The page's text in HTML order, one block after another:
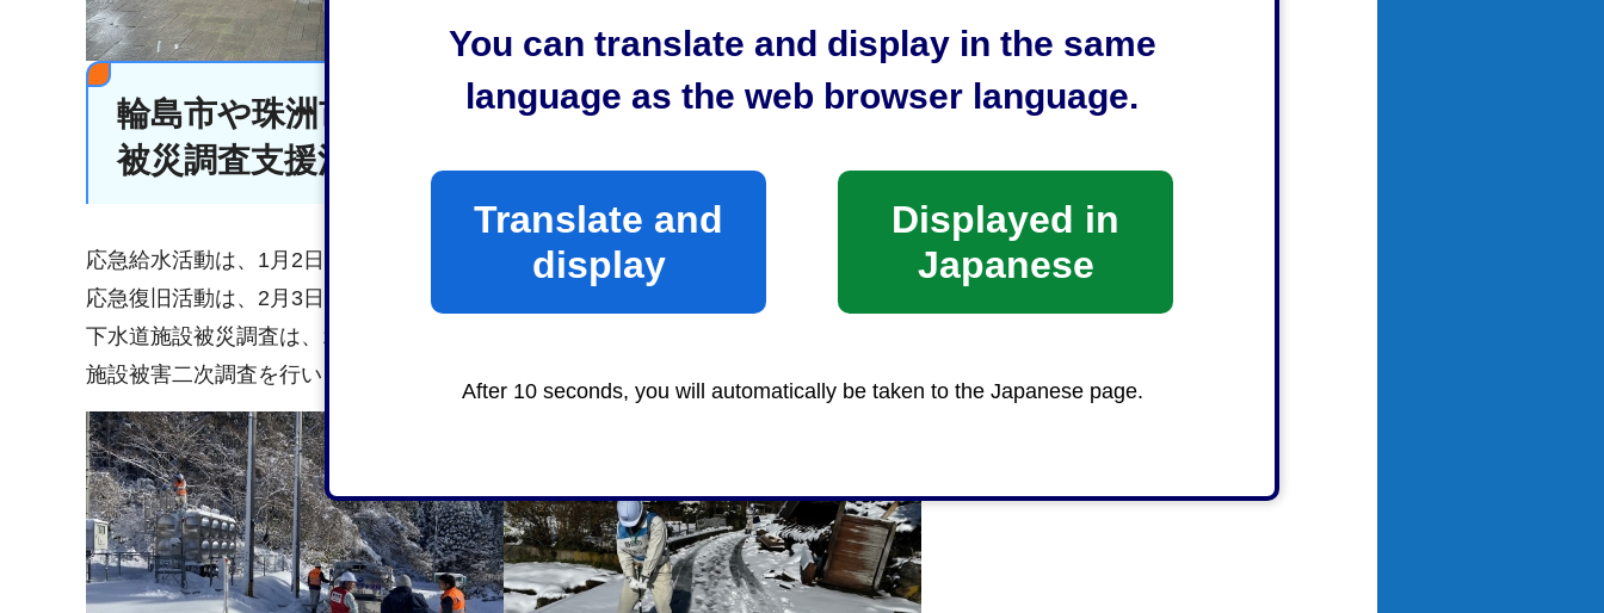
You can translate and display in the same
language as the web browser language.
Translate and
display
Displayed in
Japanese
After 10 seconds, you will automatically be taken to the Japanese page.
輪島市や珠洲市などにおける応急給水・応急復旧活動や下水道施設
被災調査支援活動
応急給水活動は、1月2日（月曜日）から活動を開始し、2月29日（木曜日）まで活動しました。
応急復旧活動は、2月3日（土曜日）から活動を開始し、5月29日（水曜日）まで活動しました。
下水道施設被災調査は、1月8日（月曜日）から活動し、1月28日（日曜日）から、5月6日（月曜日）まで下水道
施設被害二次調査を行いました。